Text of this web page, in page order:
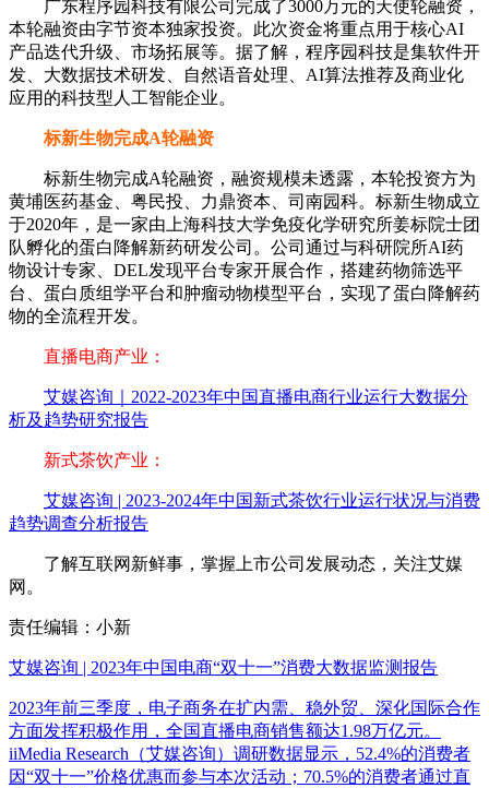
广东程序园科技有限公司完成了3000万元的天使轮融资，
本轮融资由字节资本独家投资。此次资金将重点用于核心AI
产品迭代升级、市场拓展等。据了解，程序园科技是集软件开
发、大数据技术研发、自然语音处理、AI算法推荐及商业化
应用的科技型人工智能企业。
标新生物完成A轮融资
标新生物完成A轮融资，融资规模未透露，本轮投资方为
黄埔医药基金、粤民投、力鼎资本、司南园科。标新生物成立
于2020年，是一家由上海科技大学免疫化学研究所姜标院士团
队孵化的蛋白降解新药研发公司。公司通过与科研院所AI药
物设计专家、DEL发现平台专家开展合作，搭建药物筛选平
台、蛋白质组学平台和肿瘤动物模型平台，实现了蛋白降解药
物的全流程开发。
直播电商产业：
艾媒咨询｜2022-2023年中国直播电商行业运行大数据分
析及趋势研究报告
新式茶饮产业：
艾媒咨询 | 2023-2024年中国新式茶饮行业运行状况与消费
趋势调查分析报告
了解互联网新鲜事，掌握上市公司发展动态，关注艾媒
网。
责任编辑：小新
艾媒咨询 | 2023年中国电商“双十一”消费大数据监测报告
2023年前三季度，电子商务在扩内需、稳外贸、深化国际合作
方面发挥积极作用，全国直播电商销售额达1.98万亿元。
iiMedia Research（艾媒咨询）调研数据显示，52.4%的消费者
因“双十一”价格优惠而参与本次活动；70.5%的消费者通过直